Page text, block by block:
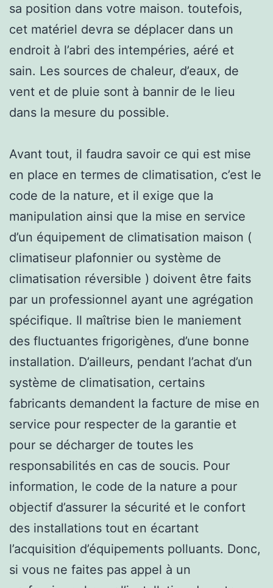
sa position dans votre maison. toutefois,
cet matériel devra se déplacer dans un
endroit à l’abri des intempéries, aéré et
sain. Les sources de chaleur, d’eaux, de
vent et de pluie sont à bannir de le lieu
dans la mesure du possible.
Avant tout, il faudra savoir ce qui est mise
en place en termes de climatisation, c’est le
code de la nature, et il exige que la
manipulation ainsi que la mise en service
d’un équipement de climatisation maison (
climatiseur plafonnier ou système de
climatisation réversible ) doivent être faits
par un professionnel ayant une agrégation
spécifique. Il maîtrise bien le maniement
des fluctuantes frigorigènes, d’une bonne
installation. D’ailleurs, pendant l’achat d’un
système de climatisation, certains
fabricants demandent la facture de mise en
service pour respecter de la garantie et
pour se décharger de toutes les
responsabilités en cas de soucis. Pour
information, le code de la nature a pour
objectif d’assurer la sécurité et le confort
des installations tout en écartant
l’acquisition d’équipements polluants. Donc,
si vous ne faites pas appel à un